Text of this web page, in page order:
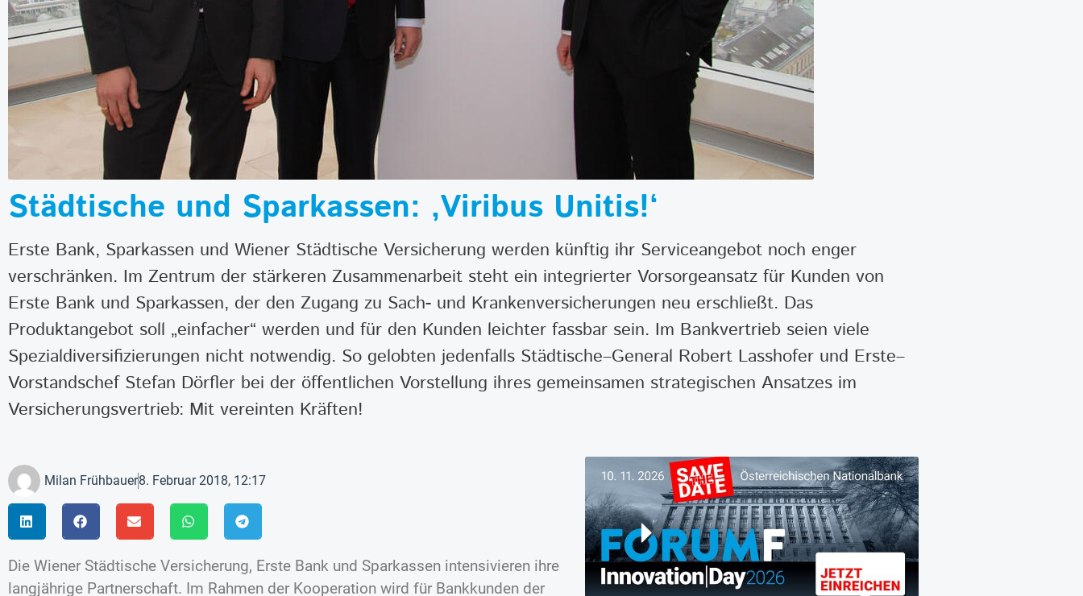
Städtische und Sparkassen: ‚Viribus Unitis!‘
Erste Bank, Sparkassen und Wiener Städtische Versicherung werden künftig ihr Serviceangebot noch enger
verschränken. Im Zentrum der stärkeren Zusammenarbeit steht ein integrierter Vorsorgeansatz für Kunden von
Erste Bank und Sparkassen, der den Zugang zu Sach- und Krankenversicherungen neu erschließt. Das
Produktangebot soll „einfacher“ werden und für den Kunden leichter fassbar sein. Im Bankvertrieb seien viele
Spezialdiversifizierungen nicht notwendig. So gelobten jedenfalls Städtische–General Robert Lasshofer und Erste–
Vorstandschef Stefan Dörfler bei der öffentlichen Vorstellung ihres gemeinsamen strategischen Ansatzes im
Versicherungsvertrieb: Mit vereinten Kräften!
Milan Frühbauer8. Februar 2018, 12:17
Die Wiener Städtische Versicherung, Erste Bank und Sparkassen intensivieren ihre
langjährige Partnerschaft. Im Rahmen der Kooperation wird für Bankkunden der